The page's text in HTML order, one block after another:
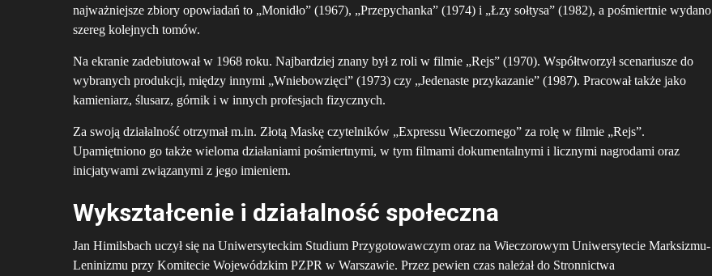
najważniejsze zbiory opowiadań to „Monidło” (1967), „Przepychanka” (1974) i „Łzy sołtysa” (1982), a pośmiertnie wydano
szereg kolejnych tomów.
Na ekranie zadebiutował w 1968 roku. Najbardziej znany był z roli w filmie „Rejs” (1970). Współtworzył scenariusze do
wybranych produkcji, między innymi „Wniebowzięci” (1973) czy „Jedenaste przykazanie” (1987). Pracował także jako
kamieniarz, ślusarz, górnik i w innych profesjach fizycznych.
Za swoją działalność otrzymał m.in. Złotą Maskę czytelników „Expressu Wieczornego” za rolę w filmie „Rejs”.
Upamiętniono go także wieloma działaniami pośmiertnymi, w tym filmami dokumentalnymi i licznymi nagrodami oraz
inicjatywami związanymi z jego imieniem.
Wykształcenie i działalność społeczna
Jan Himilsbach uczył się na Uniwersyteckim Studium Przygotowawczym oraz na Wieczorowym Uniwersytecie Marksizmu-
Leninizmu przy Komitecie Wojewódzkim PZPR w Warszawie. Przez pewien czas należał do Stronnictwa